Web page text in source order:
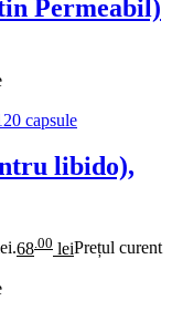
Permeabil)
libido),
68 .00 leiPrețul curent